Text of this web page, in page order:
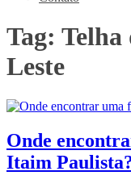
Tag: Telha
Leste
Onde
Itaim